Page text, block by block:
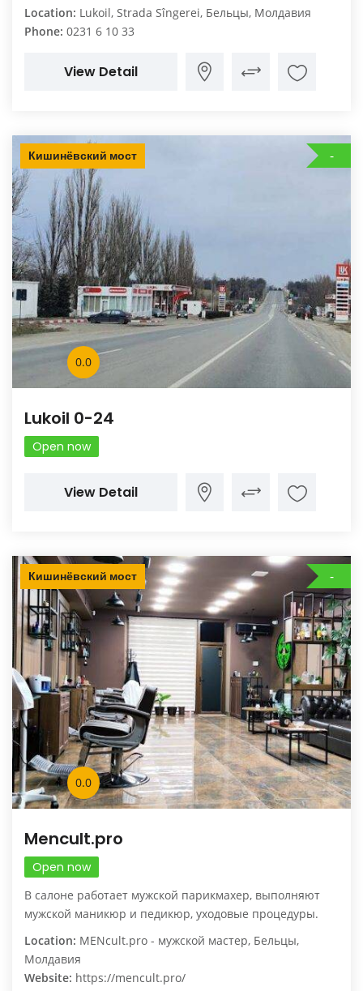
Location: Lukoil, Strada Sîngerei, Бельцы, Молдавия
Phone: 0231 6 10 33
View Detail
Кишинёвский мост
0.0
Lukoil 0-24
Open now
View Detail
Кишинёвский мост
0.0
Mencult.pro
Open now
В салоне работает мужской парикмахер, выполняют
мужской маникюр и педикюр, уходовые процедуры.
Location: MENcult.pro - мужской мастер, Бельцы,
Молдавия
Website: https://mencult.pro/